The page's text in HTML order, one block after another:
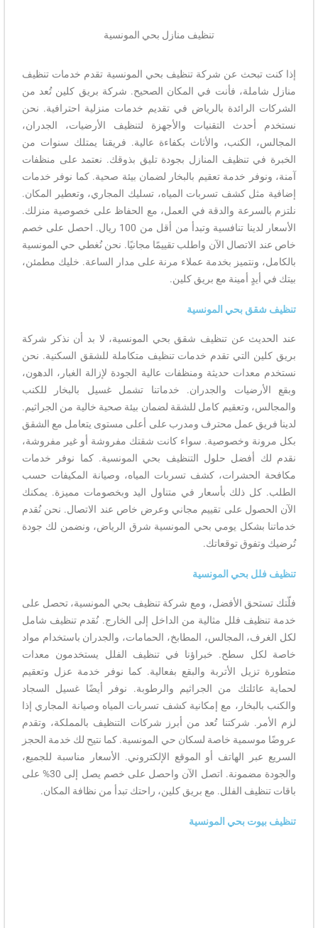
تنظيف منازل بحي المونسية
إذا كنت تبحث عن شركة تنظيف بحي المونسية تقدم خدمات تنظيف
منازل شاملة، فأنت في المكان الصحيح. شركة بريق كلين تُعد من
الشركات الرائدة بالرياض في تقديم خدمات منزلية احترافية. نحن
نستخدم أحدث التقنيات والأجهزة لتنظيف الأرضيات، الجدران،
المجالس، الكنب، والأثاث بكفاءة عالية. فريقنا يمتلك سنوات من
الخبرة في تنظيف المنازل بجودة تليق بذوقك. نعتمد على منظفات
آمنة، ونوفر خدمة تعقيم بالبخار لضمان بيئة صحية. كما نوفر خدمات
إضافية مثل كشف تسربات المياه، تسليك المجاري، وتعطير المكان.
نلتزم بالسرعة والدقة في العمل، مع الحفاظ على خصوصية منزلك.
الأسعار لدينا تنافسية وتبدأ من أقل من 100 ريال. احصل على خصم
خاص عند الاتصال الآن واطلب تقييمًا مجانيًا. نحن نُغطي حي المونسية
بالكامل، ونتميز بخدمة عملاء مرنة على مدار الساعة. خليك مطمئن،
بيتك في أيدٍ أمينة مع بريق كلين.
تنظيف شقق بحي المونسية
عند الحديث عن تنظيف شقق بحي المونسية، لا بد أن نذكر شركة
بريق كلين التي تقدم خدمات تنظيف متكاملة للشقق السكنية. نحن
نستخدم معدات حديثة ومنظفات عالية الجودة لإزالة الغبار، الدهون،
وبقع الأرضيات والجدران. خدماتنا تشمل غسيل بالبخار للكنب
والمجالس، وتعقيم كامل للشقة لضمان بيئة صحية خالية من الجراثيم.
لدينا فريق عمل محترف ومدرب على أعلى مستوى يتعامل مع الشقق
بكل مرونة وخصوصية. سواء كانت شقتك مفروشة أو غير مفروشة،
نقدم لك أفضل حلول التنظيف بحي المونسية. كما نوفر خدمات
مكافحة الحشرات، كشف تسربات المياه، وصيانة المكيفات حسب
الطلب. كل ذلك بأسعار في متناول اليد وبخصومات مميزة. يمكنك
الآن الحصول على تقييم مجاني وعرض خاص عند الاتصال. نحن نُقدم
خدماتنا بشكل يومي بحي المونسية شرق الرياض، ونضمن لك جودة
تُرضيك وتفوق توقعاتك.
تنظيف فلل بحي المونسية
فلّتك تستحق الأفضل، ومع شركة تنظيف بحي المونسية، تحصل على
خدمة تنظيف فلل مثالية من الداخل إلى الخارج. نُقدم تنظيف شامل
لكل الغرف، المجالس، المطابخ، الحمامات، والجدران باستخدام مواد
خاصة لكل سطح. خبراؤنا في تنظيف الفلل يستخدمون معدات
متطورة تزيل الأتربة والبقع بفعالية. كما نوفر خدمة عزل وتعقيم
لحماية عائلتك من الجراثيم والرطوبة. نوفر أيضًا غسيل السجاد
والكنب بالبخار، مع إمكانية كشف تسربات المياه وصيانة المجاري إذا
لزم الأمر. شركتنا تُعد من أبرز شركات التنظيف بالمملكة، وتقدم
عروضًا موسمية خاصة لسكان حي المونسية. كما نتيح لك خدمة الحجز
السريع عبر الهاتف أو الموقع الإلكتروني. الأسعار مناسبة للجميع،
والجودة مضمونة. اتصل الآن واحصل على خصم يصل إلى 30% على
باقات تنظيف الفلل. مع بريق كلين، راحتك تبدأ من نظافة المكان.
تنظيف بيوت بحي المونسية